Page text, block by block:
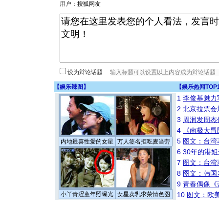
用户：
设为辩论话题
【娱乐辣图 】 【娱乐热闻
内地最喜性爱的女星 万人签名拒吃麦当劳
小丫青涩童年照曝光 女星卖乳求荣情色图
1 李俊基魅力
2 北京拉票
3 周润发周
4
《南极大
5 图文：台
6 30年的港
7 图文：台
8 图文：韩
9 青春偶像《
10 图文：欧